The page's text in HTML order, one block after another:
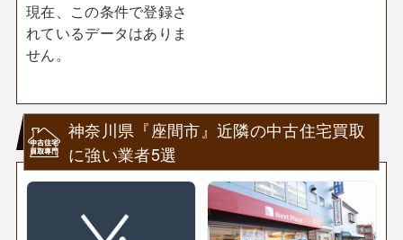
現在、この条件で登録さ
れているデータはありま
せん。
神奈川県『座間市』近隣の中古住宅買取
に強い業者5選